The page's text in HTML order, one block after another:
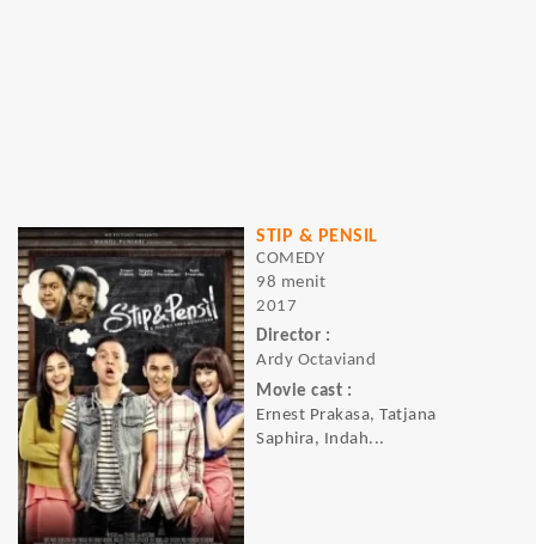
STIP & PENSIL
COMEDY
98 menit
2017
Director :
Ardy Octaviand
Movie cast :
Ernest Prakasa, Tatjana
Saphira, Indah...